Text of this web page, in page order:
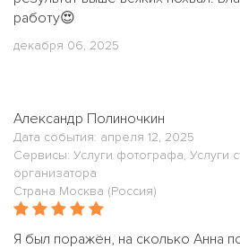
работу😍
декабря 06, 2025
Александр Полиночкин
Дата события: апреля 12, 2025
Сервисы: Услуги фотографа, Услуги
организатора
Страна Москва (Россия)
Я был поражён, на сколько Анна